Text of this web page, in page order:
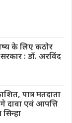
के लिए कठोर
: डॉ. अरविंद
पात्र मतदाता
एवं आपत्ति
आयुष सिन्हा